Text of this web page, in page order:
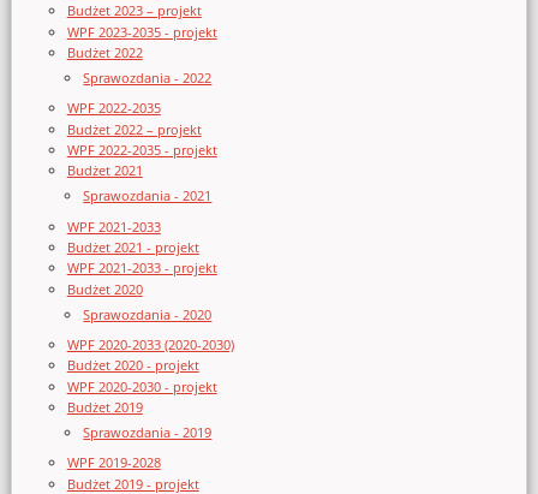
Budżet 2023 – projekt
WPF 2023-2035 - projekt
Budżet 2022
Sprawozdania - 2022
WPF 2022-2035
Budżet 2022 – projekt
WPF 2022-2035 - projekt
Budżet 2021
Sprawozdania - 2021
WPF 2021-2033
Budżet 2021 - projekt
WPF 2021-2033 - projekt
Budżet 2020
Sprawozdania - 2020
WPF 2020-2033 (2020-2030)
Budżet 2020 - projekt
WPF 2020-2030 - projekt
Budżet 2019
Sprawozdania - 2019
WPF 2019-2028
Budżet 2019 - projekt